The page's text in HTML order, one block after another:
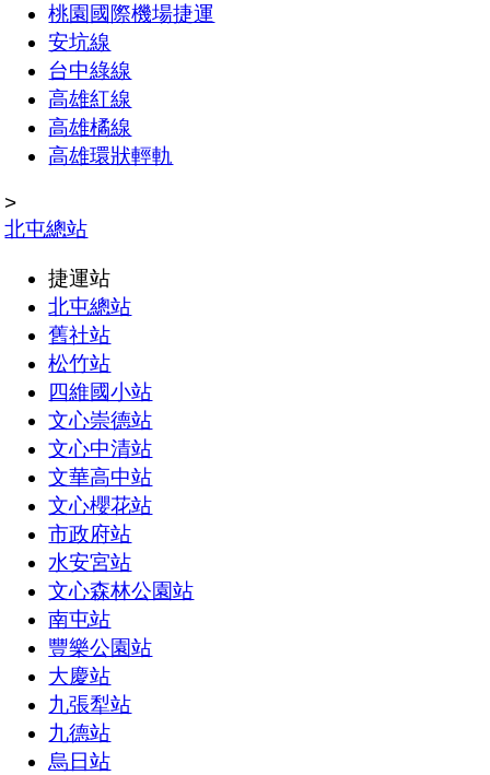
桃園國際機場捷運
安坑線
台中綠線
高雄紅線
高雄橘線
高雄環狀輕軌
>
北屯總站
捷運站
北屯總站
舊社站
松竹站
四維國小站
文心崇德站
文心中清站
文華高中站
文心櫻花站
市政府站
水安宮站
文心森林公園站
南屯站
豐樂公園站
大慶站
九張犁站
九德站
烏日站